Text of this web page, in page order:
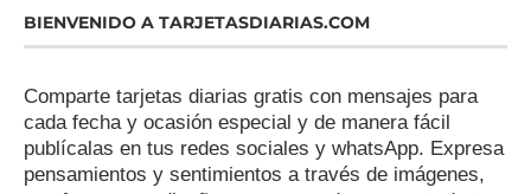
BIENVENIDO A TARJETASDIARIAS.COM
Comparte tarjetas diarias gratis con mensajes para
cada fecha y ocasión especial y de manera fácil
publícalas en tus redes sociales y whatsApp. Expresa
pensamientos y sentimientos a través de imágenes,